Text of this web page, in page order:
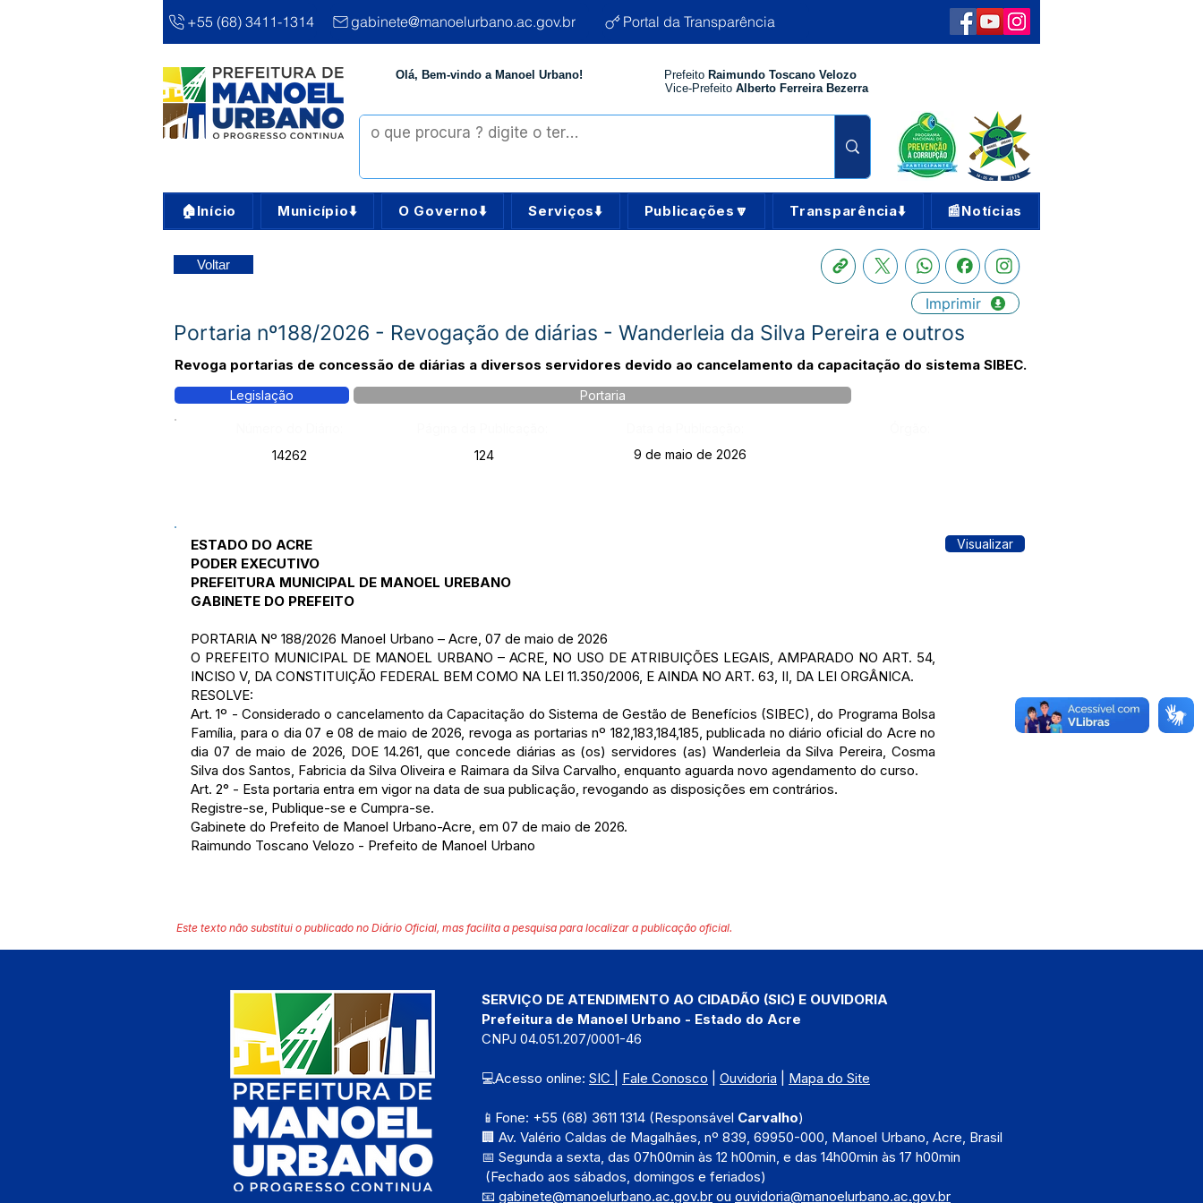
+55 (68) 3411-1314 gabinete@manoelurbano.ac.gov.br Portal da Transparência
Olá, Bem-vindo a Manoel Urbano! Prefeito Raimundo Toscano Velozo
Vice-Prefeito Alberto Ferreira Bezerra
🏠Início Município⬇️ O Governo⬇️ Serviços⬇️ Publicações🔽 Transparência⬇️ 📰Notícias
Voltar
Imprimir
Portaria nº188/2026 - Revogação de diárias - Wanderleia da Silva Pereira e outros
Revoga portarias de concessão de diárias a diversos servidores devido ao cancelamento da capacitação do sistema SIBEC.
Legislação Portaria
14262
124 9 de maio de 2026
ESTADO DO ACRE
PODER EXECUTIVO
PREFEITURA MUNICIPAL DE MANOEL UREBANO
GABINETE DO PREFEITO
PORTARIA Nº 188/2026 Manoel Urbano – Acre, 07 de maio de 2026
O PREFEITO MUNICIPAL DE MANOEL URBANO – ACRE, NO USO DE ATRIBUIÇÕES LEGAIS, AMPARADO NO ART. 54,
INCISO V, DA CONSTITUIÇÃO FEDERAL BEM COMO NA LEI 11.350/2006, E AINDA NO ART. 63, II, DA LEI ORGÂNICA.
RESOLVE:
Art. 1º - Considerado o cancelamento da Capacitação do Sistema de Gestão de Benefícios (SIBEC), do Programa Bolsa
Família, para o dia 07 e 08 de maio de 2026, revoga as portarias nº 182,183,184,185, publicada no diário oficial do Acre no
dia 07 de maio de 2026, DOE 14.261, que concede diárias as (os) servidores (as) Wanderleia da Silva Pereira, Cosma
Silva dos Santos, Fabricia da Silva Oliveira e Raimara da Silva Carvalho, enquanto aguarda novo agendamento do curso.
Art. 2° - Esta portaria entra em vigor na data de sua publicação, revogando as disposições em contrários.
Registre-se, Publique-se e Cumpra-se.
Gabinete do Prefeito de Manoel Urbano-Acre, em 07 de maio de 2026.
Raimundo Toscano Velozo - Prefeito de Manoel Urbano
Visualizar
Este texto não substitui o publicado no Diário Oficial, mas facilita a pesquisa para localizar a publicação oficial.
SERVIÇO DE ATENDIMENTO AO CIDADÃO (SIC) E OUVIDORIA
Prefeitura de Manoel Urbano - Estado do Acre
CNPJ 04.051.207/0001-46
💻Acesso online: SIC Fale Conosco Ouvidoria Mapa do Site
📱Fone: +55 (68) 3611 1314 (Responsável Carvalho)
🏢 Av. Valério Caldas de Magalhães, nº 839, 69950-000, Manoel Urbano, Acre, Brasil
📅 Segunda a sexta, das 07h00min às 12 h00min, e das 14h00min às 17 h00min
(Fechado aos sábados, domingos e feriados)
📧 gabinete@manoelurbano.ac.gov.br ou ouvidoria@manoelurbano.ac.gov.br